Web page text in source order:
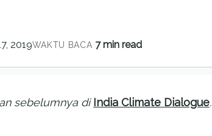
2019WAKTU BACA 7 min read
sebelumnya di India Climate Dialogue.